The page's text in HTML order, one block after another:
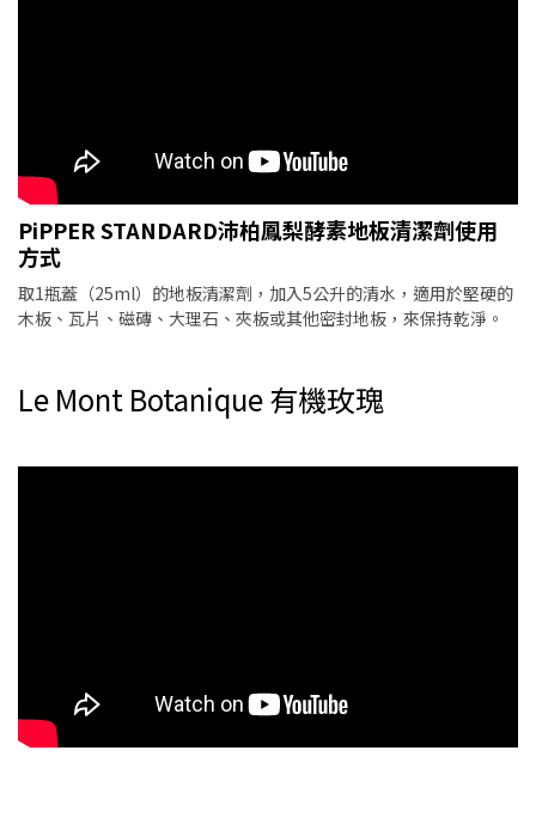
PiPPER STANDARD沛柏鳳梨酵素地板清潔劑使用
方式
取1瓶蓋（25ml）的地板清潔劑，加入5公升的清水，適用於堅硬的
木板、瓦片、磁磚、大理石、夾板或其他密封地板，來保持乾淨。
Le Mont Botanique 有機玫瑰